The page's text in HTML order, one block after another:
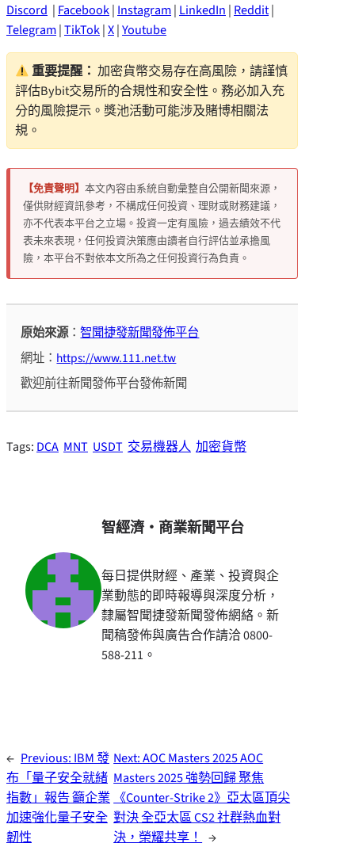
Discord | Facebook| Instagram| LinkedIn | Reddit|
Telegram|TikTok|X|Youtube
重要提醒： 加密貨幣交易存在高風險，請謹慎
評估Bybit交易所的合規性和安全性。務必加入充
分的風險提示。獎池活動可能涉及賭博相關法
規。
【免責聲明】 本文內容由系統自動彙整自公開新聞來源，
僅供財經資訊參考，不構成任何投資、理財或財務建議，
亦不代表本平台之立場。投資一定有風險，過去績效不代
表未來表現，任何投資決策應由讀者自行評估並承擔風
險，本平台不對依本文所為之任何投資行為負責。
原始來源：智聞捷發新聞發佈平台
網址： https://www.111.net.tw
歡迎前往新聞發佈平台發佈新聞
Tags:DCA MNT USDT 交易機器人 加密貨幣
智經濟・商業新聞平台
每日提供財經、產業、投資與企
業動態的即時報導與深度分析，
隸屬智聞捷發新聞發佈網絡。新
聞稿發佈與廣告合作請洽 0800-
588-211。
← Previous: IBM 發
布「量子安全就緒
指數」報告 籲企業
加速強化量子安全
韌性
Next:AOC Masters 2025 AOC
Masters 2025 強勢回歸 聚焦
《Counter-Strike 2》亞太區頂尖
對決 全亞太區 CS2 社群熱血對
決，榮耀共享！
→